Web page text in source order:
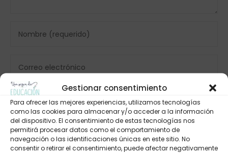
Gestionar consentimiento
Para ofrecer las mejores experiencias, utilizamos tecnologías
como las cookies para almacenar y/o acceder a la información
del dispositivo. El consentimiento de estas tecnologías nos
permitirá procesar datos como el comportamiento de
navegación o las identificaciones únicas en este sitio. No
consentir o retirar el consentimiento, puede afectar negativamente